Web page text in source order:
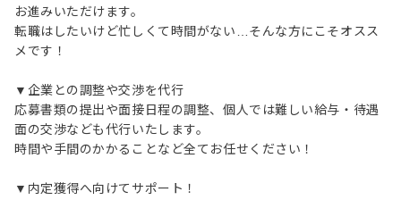
お進みいただけます。
転職はしたいけど忙しくて時間がない…そんな方にこそオスス
メです！
▼企業との調整や交渉を代行
応募書類の提出や面接日程の調整、個人では難しい給与・待遇
面の交渉なども代行いたします。
時間や手間のかかることなど全てお任せください！
▼内定獲得へ向けてサポート！